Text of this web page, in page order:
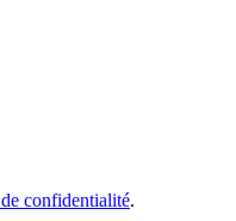
confidentialité.